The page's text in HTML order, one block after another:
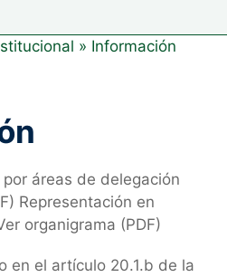
» Información
áreas de delegación
Representación en
organigrama (PDF)
en el artículo 20.1.b de la